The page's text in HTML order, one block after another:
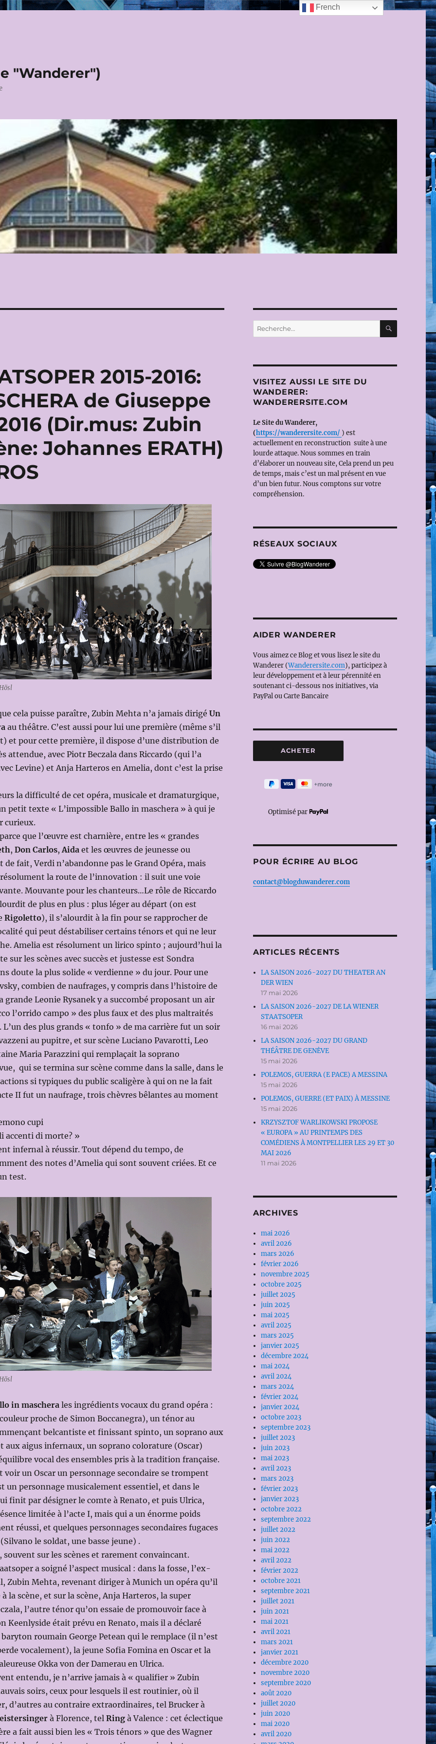
"Wanderer")
2015-2016:
de Giuseppe
(Dir.mus: Zubin
Johannes ERATH)
cela puisse paraître, Zubin Mehta n’a jamais dirigé Un
au théâtre. C’est aussi pour lui une première (même s’il
et pour cette première, il dispose d’une distribution de
attendue, avec Piotr Beczala dans Riccardo (qui l’a
Levine) et Anja Harteros en Amelia, dont c’est la prise
la difficulté de cet opéra, musicale et dramaturgique,
petit texte « L’impossible Ballo in maschera » à qui je
curieux.
que l’œuvre est charnière, entre les « grandes
, Don Carlos,Aidaet les œuvres de jeunesse ou
de fait, Verdi n’abandonne pas le Grand Opéra, mais
la route de l’innovation : il suit une voie
Mouvante pour les chanteurs…Le rôle de Riccardo
de plus en plus : plus léger au départ (on est
Rigoletto), il s’alourdit à la fin pour se rapprocher de
qui peut déstabiliser certains ténors et qui ne leur
Amelia est résolument un lirico spinto ; aujourd’hui la
sur les scènes avec succès et justesse est Sondra
doute la plus solide « verdienne » du jour. Pour une
combien de naufrages, y compris dans l’histoire de
grande Leonie Rysanek y a succombé proposant un air
l’orrido campo » des plus faux et des plus maltraités
L’un des plus grands « tonfo » de ma carrière fut un soir
au pupitre, et sur scène Luciano Pavarotti, Leo
Maria Parazzini qui remplaçait la soprano
qui se termina sur scène comme dans la salle, dans le
si typiques du public scaligère à qui on ne la fait
II fut un naufrage, trois chèvres bêlantes au moment
cupi
accenti di morte? »
infernal à réussir. Tout dépend du tempo, de
des notes d’Amelia qui sont souvent criées. Et ce
test.
in mascherales ingrédients vocaux du grand opéra :
proche de Simon Boccanegra), un ténor au
belcantiste et finissant spinto, un soprano aux
aux aigus infernaux, un soprano colorature (Oscar)
vocal des ensembles pris à la tradition française.
voir un Oscar un personnage secondaire se trompent
un personnage musicalement essentiel, et dans le
finit par désigner le comte à Renato, et puis Ulrica,
limitée à l’acte I, mais qui a un énorme poids
réussi, et quelques personnages secondaires fugaces
le soldat, une basse jeune) .
souvent sur les scènes et rarement convaincant.
a soigné l’aspect musical : dans la fosse, l’ex-
Zubin Mehta, revenant diriger à Munich un opéra qu’il
la scène, et sur la scène, Anja Harteros, la super
l’autre ténor qu’on essaie de promouvoir face à
Keenlyside était prévu en Renato, mais il a déclaré
roumain George Petean qui le remplace (il n’est
vocalement), la jeune Sofia Fomina en Oscar et la
Okka von der Damerau en Ulrica.
entendu, je n’arrive jamais à « qualifier » Zubin
soirs, ceux pour lesquels il est routinier, où il
d’autres au contraire extraordinaires, tel Brucker à
à Florence, tel Ringà Valence : cet éclectique
a fait aussi bien les « Trois ténors » que des Wagner
Recherche
pour :
VISITEZ AUSSI LE SITE DU
WANDERER:
WANDERERSITE.COM
Le Site du Wanderer,
(https://wanderersite.com/ ) est
actuellement en reconstruction suite à une
lourde attaque. Nous sommes en train
d’élaborer un nouveau site, Cela prend un peu
de temps, mais c’est un mal présent en vue
d’un bien futur. Nous comptons sur votre
compréhension.
RÉSEAUX SOCIAUX
AIDER WANDERER
Vous aimez ce Blog et vous lisez le site du
Wanderer (Wanderersite.com), participez à
leur développement et à leur pérennité en
soutenant ci-dessous nos initiatives, via
PayPal ou Carte Bancaire
Optimisé par
POUR ÉCRIRE AU BLOG
contact@blogduwanderer.com
ARTICLES RÉCENTS
LA SAISON 2026-2027 DU THEATER AN
DER WIEN
17 mai 2026
LA SAISON 2026-2027 DE LA WIENER
STAATSOPER
16 mai 2026
LA SAISON 2026-2027 DU GRAND
THÉÂTRE DE GENÈVE
15 mai 2026
POLEMOS, GUERRA (E PACE) A MESSINA
15 mai 2026
POLEMOS, GUERRE (ET PAIX) À MESSINE
15 mai 2026
KRZYSZTOF WARLIKOWSKI PROPOSE
« EUROPA » AU PRINTEMPS DES
COMÉDIENS À MONTPELLIER LES 29 ET 30
MAI 2026
11 mai 2026
ARCHIVES
mai 2026
avril 2026
mars 2026
février 2026
novembre 2025
octobre 2025
juillet 2025
juin 2025
mai 2025
avril 2025
mars 2025
janvier 2025
décembre 2024
mai 2024
avril 2024
mars 2024
février 2024
janvier 2024
octobre 2023
septembre 2023
juillet 2023
juin 2023
mai 2023
avril 2023
mars 2023
février 2023
janvier 2023
octobre 2022
septembre 2022
juillet 2022
juin 2022
mai 2022
avril 2022
février 2022
octobre 2021
septembre 2021
juillet 2021
juin 2021
mai 2021
avril 2021
mars 2021
janvier 2021
décembre 2020
novembre 2020
septembre 2020
août 2020
juillet 2020
juin 2020
mai 2020
avril 2020
French